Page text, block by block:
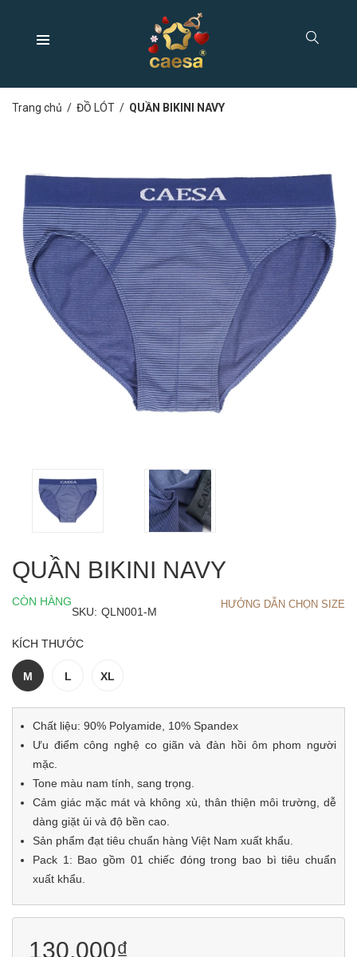
Trang chủ / ĐỒ LÓT / QUẦN BIKINI NAVY
QUẦN BIKINI NAVY
CÒN HÀNG HƯỚNG DẪN CHỌN SIZE
SKU: QLN001-M
KÍCH THƯỚC
M L XL
Chất liệu: 90% Polyamide, 10% Spandex
Ưu điểm công nghệ co giãn và đàn hồi ôm phom người
mặc.
Tone màu nam tính, sang trọng.
Cảm giác mặc mát và không xù, thân thiện môi trường, dễ
dàng giặt ủi và độ bền cao.
Sản phẩm đạt tiêu chuẩn hàng Việt Nam xuất khẩu.
Pack 1: Bao gồm 01 chiếc đóng trong bao bì tiêu chuẩn
xuất khẩu.
130.000₫